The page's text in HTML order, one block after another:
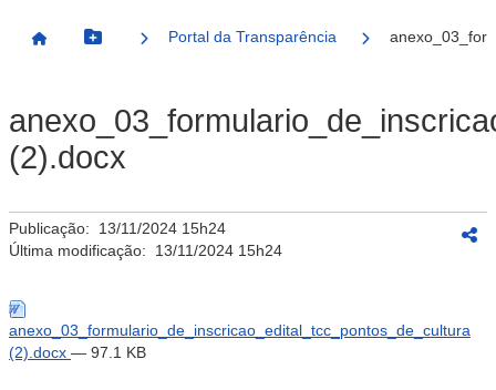
Página InicialBotão Menu
Portal da Transparência
(2).docx
Publicação: 13/11/2024 15h24
Última modificação: 13/11/2024 15h24
anexo_03_formulario_de_inscricao_edital_tcc_pontos_de_cultura
(2).docx — 97.1 KB